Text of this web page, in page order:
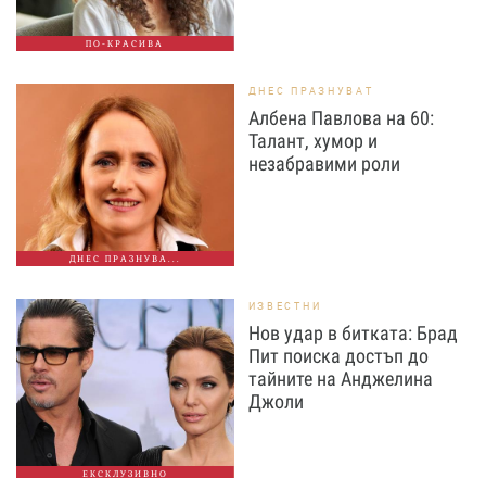
ПО-КРАСИВА
ДНЕС ПРАЗНУВА...
ДНЕС ПРАЗНУВАТ
Албена Павлова на 60:
Талант, хумор и
незабравими роли
ЕКСКЛУЗИВНО
ИЗВЕСТНИ
Нов удар в битката: Брад
Пит поиска достъп до
тайните на Анджелина
Джоли